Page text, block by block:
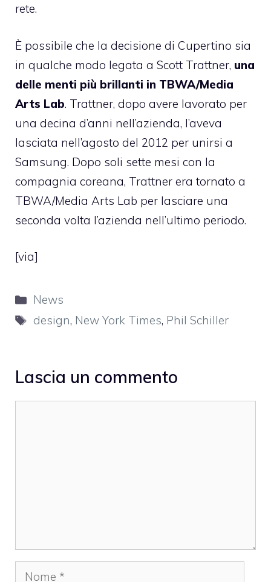
rete.
È possibile che la decisione di Cupertino sia
in qualche modo legata a Scott Trattner, una
delle menti più brillanti in TBWA/Media
Arts Lab. Trattner, dopo avere lavorato per
una decina d’anni nell’azienda, l’aveva
lasciata nell’agosto del 2012 per unirsi a
Samsung. Dopo soli sette mesi con la
compagnia coreana, Trattner era tornato a
TBWA/Media Arts Lab per lasciare una
seconda volta l’azienda nell’ultimo periodo.
[via]
Categorie
News
Tag
design, New York Times, Phil Schiller
Lascia un commento
Nome